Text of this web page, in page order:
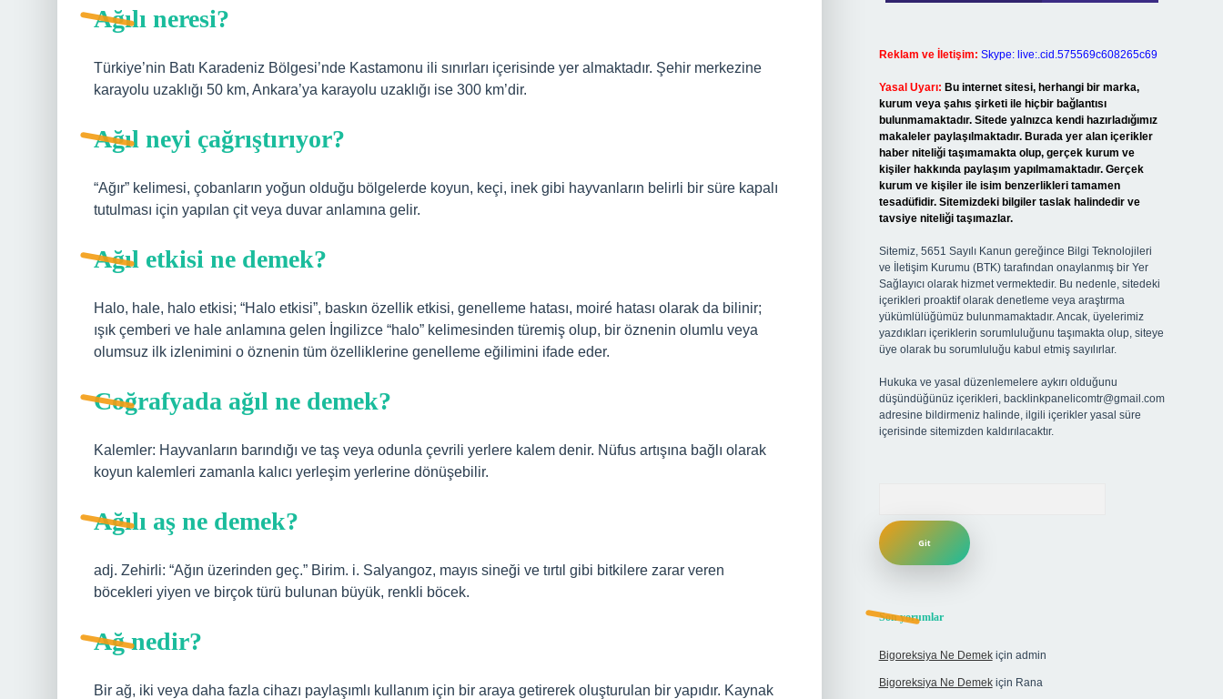
Ağılı neresi?
Türkiye’nin Batı Karadeniz Bölgesi’nde Kastamonu ili sınırları içerisinde yer almaktadır. Şehir merkezine
karayolu uzaklığı 50 km, Ankara’ya karayolu uzaklığı ise 300 km’dir.
Ağıl neyi çağrıştırıyor?
“Ağır” kelimesi, çobanların yoğun olduğu bölgelerde koyun, keçi, inek gibi hayvanların belirli bir süre kapalı
tutulması için yapılan çit veya duvar anlamına gelir.
Ağıl etkisi ne demek?
Halo, hale, halo etkisi; “Halo etkisi”, baskın özellik etkisi, genelleme hatası, moiré hatası olarak da bilinir;
ışık çemberi ve hale anlamına gelen İngilizce “halo” kelimesinden türemiş olup, bir öznenin olumlu veya
olumsuz ilk izlenimini o öznenin tüm özelliklerine genelleme eğilimini ifade eder.
Coğrafyada ağıl ne demek?
Kalemler: Hayvanların barındığı ve taş veya odunla çevrili yerlere kalem denir. Nüfus artışına bağlı olarak
koyun kalemleri zamanla kalıcı yerleşim yerlerine dönüşebilir.
Ağılı aş ne demek?
adj. Zehirli: “Ağın üzerinden geç.” Birim. i. Salyangoz, mayıs sineği ve tırtıl gibi bitkilere zarar veren
böcekleri yiyen ve birçok türü bulunan büyük, renkli böcek.
Ağ nedir?
Bir ağ, iki veya daha fazla cihazı paylaşımlı kullanım için bir araya getirerek oluşturulan bir yapıdır. Kaynak
Reklam ve İletişim: Skype: live:.cid.575569c608265c69
Yasal Uyarı: Bu internet sitesi, herhangi bir marka,
kurum veya şahıs şirketi ile hiçbir bağlantısı
bulunmamaktadır. Sitede yalnızca kendi hazırladığımız
makaleler paylaşılmaktadır. Burada yer alan içerikler
haber niteliği taşımamakta olup, gerçek kurum ve
kişiler hakkında paylaşım yapılmamaktadır. Gerçek
kurum ve kişiler ile isim benzerlikleri tamamen
tesadüfidir. Sitemizdeki bilgiler taslak halindedir ve
tavsiye niteliği taşımazlar.
Sitemiz, 5651 Sayılı Kanun gereğince Bilgi Teknolojileri
ve İletişim Kurumu (BTK) tarafından onaylanmış bir Yer
Sağlayıcı olarak hizmet vermektedir. Bu nedenle, sitedeki
içerikleri proaktif olarak denetleme veya araştırma
yükümlülüğümüz bulunmamaktadır. Ancak, üyelerimiz
yazdıkları içeriklerin sorumluluğunu taşımakta olup, siteye
üye olarak bu sorumluluğu kabul etmiş sayılırlar.
Hukuka ve yasal düzenlemelere aykırı olduğunu
düşündüğünüz içerikleri, backlinkpanelicomtr@gmail.com
adresine bildirmeniz halinde, ilgili içerikler yasal süre
içerisinde sitemizden kaldırılacaktır.
Son yorumlar
Bigoreksiya Ne Demekiçin admin
Bigoreksiya Ne Demekiçin Rana